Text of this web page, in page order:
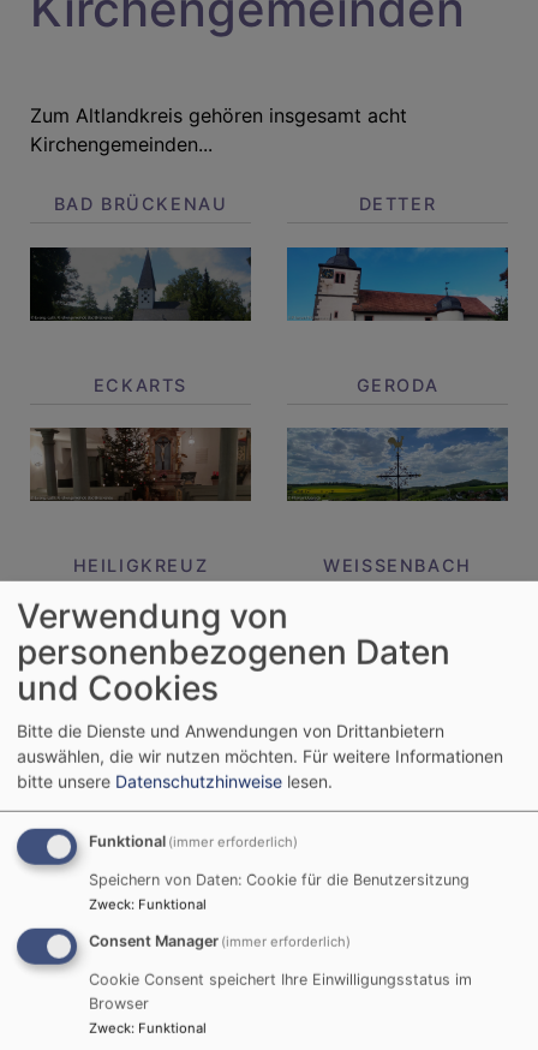
Zum Altlandkreis gehören insgesamt acht
Kirchengemeinden...
BAD BRÜCKENAU DETTER
ECKARTS GERODA
HEILIGKREUZ WEISSENBACH
WILDFLECKEN ZEITLOFS
Nächste Veranstaltungen
Sprechstunde Kurseelsorge - GesprächsZEIT -
Verwendung von
personenbezogenen Daten
und Cookies
Bitte die Dienste und Anwendungen von Drittanbietern
auswählen, die wir nutzen möchten. Für weitere Informationen
bitte unsere Datenschutzhinweise lesen.
Funktional (immer erforderlich)
Speichern von Daten: Cookie für die Benutzersitzung
Zweck: Funktional
Consent Manager (immer erforderlich)
Cookie Consent speichert Ihre Einwilligungsstatus im
Browser
Zweck: Funktional